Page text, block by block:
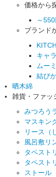
価格から
～
ブランド
キャ
ムー
結び
晒木綿
雑貨・ファッ
みつろう
マスキン
リース（
風呂敷リ
タペスト
タペスト
ストール